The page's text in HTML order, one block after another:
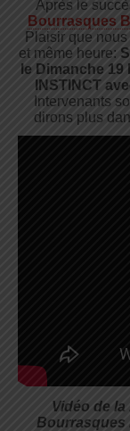
Après le
Bourrasques
Plaisir que
et même heure:
le Dimanche 19
INSTINCT
Intervenants
dirons plus
Vidéo de
Bourrasques